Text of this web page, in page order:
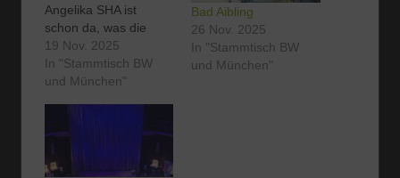
Angelika SHA ist
schon da, was die
Ankunft direkt ein
bisschen lebendiger
macht. Wir drehen
das Vergnügen hält
Kälte schneidet
19 Nov. 2025
In "Stammtisch BW
und München"
Bad Aibling
26 Nov. 2025
In "Stammtisch BW
und München"